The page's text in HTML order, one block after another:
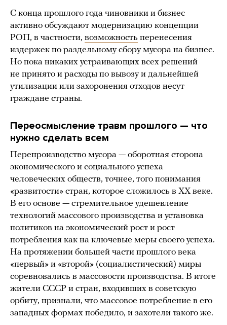
С конца прошлого года чиновники и бизнес
активно обсуждают модернизацию концепции
РОП, в частности, возможность перенесения
издержек по раздельному сбору мусора на бизнес.
Но пока никаких устраивающих всех решений
не принято и расходы по вывозу и дальнейшей
утилизации или захоронения отходов несут
граждане страны.
Переосмысление травм прошлого — что
нужно сделать всем
Перепроизводство мусора — оборотная сторона
экономического и социального успеха
человеческих обществ, точнее, того понимания
«развитости» стран, которое сложилось в ХХ веке.
В его основе — стремительное удешевление
технологий массового производства и установка
политиков на экономический рост и рост
потребления как на ключевые меры своего успеха.
На протяжении большей части прошлого века
«первый» и «второй» (социалистический) миры
соревновались в массовости производства. В итоге
жители СССР и стран, входивших в советскую
орбиту, признали, что массовое потребление в его
западных формах победило, и захотели такого же.